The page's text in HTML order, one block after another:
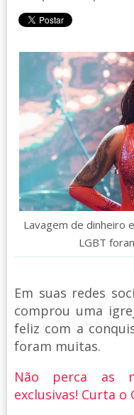
Lavagem de dinheiro
LGBT
Em suas redes
comprou uma
feliz com a
foram muitas.
Não perca as
exclusivas! Curta o